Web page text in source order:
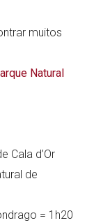
muitos
Natural
Cala d’Or
de
= 1h20